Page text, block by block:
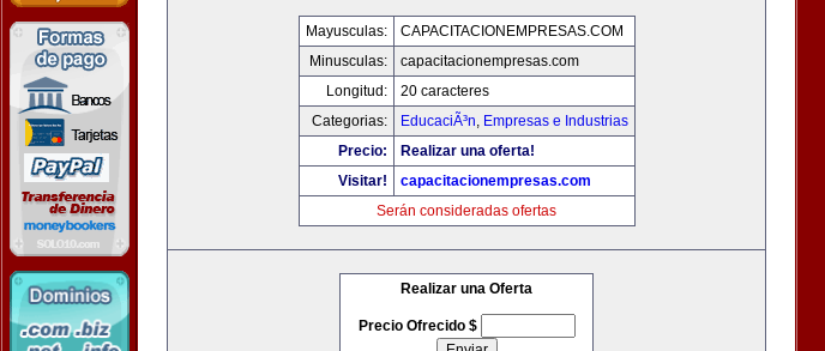
Mayusculas:
CAPACITACIONEMPRESAS.COM
Minusculas:
capacitacionempresas.com
Longitud:
20 caracteres
Categorias:
EducaciÃ³n, Empresas e Industrias
Precio:
Realizar una oferta!
Visitar!
capacitacionempresas.com
Serán consideradas ofertas
Realizar una Oferta
Precio Ofrecido $